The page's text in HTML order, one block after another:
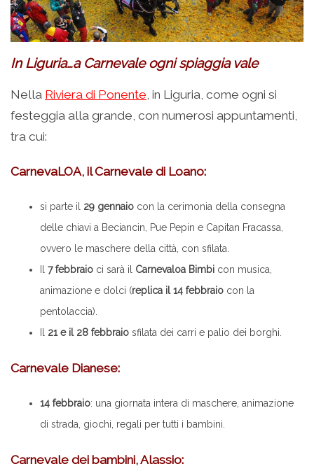
In Liguria…a Carnevale ogni spiaggia vale
Nella Riviera di Ponente, in Liguria, come ogni si
festeggia alla grande, con numerosi appuntamenti,
tra cui:
CarnevaLOA, il Carnevale di Loano:
si parte il 29 gennaio con la cerimonia della consegna
delle chiavi a Beciancin, Pue Pepin e Capitan Fracassa,
ovvero le maschere della città, con sfilata.
7 febbraio ci sarà il Carnevaloa Bimbi con musica,
animazione e dolci (replica il 14 febbraio con la
pentolaccia).
21 e il 28 febbraio sfilata dei carri e palio dei borghi.
Carnevale Dianese:
14 febbraio: una giornata intera di maschere, animazione
di strada, giochi, regali per tutti i bambini.
Carnevale dei bambini, Alassio: